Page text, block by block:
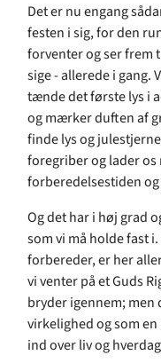
Det er nu engang
festen i sig, for den
forventer og ser frem
sige - allerede i gang.
tænde det første lys i
og mærker duften af
finde lys og
foregriber og lader
forberedelsestiden
Og det har i høj grad
som vi må holde fast
forbereder, er her
vi venter på et Guds
bryder igennem; men
virkelighed og som
ind over liv og